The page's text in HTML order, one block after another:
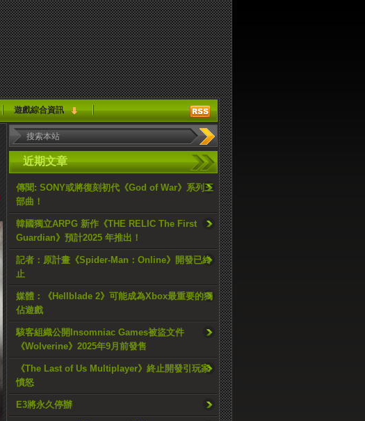
遊戲綜合資訊
近期文章
傳聞: SONY或將復刻初代《God of War》系列三
部曲！
韓國獨立ARPG 新作《THE RELIC The First
Guardian》預計2025 年推出！
記者：原計畫《Spider-Man：Online》開發已終
止
媒體：《Hellblade 2》可能成為Xbox最重要的獨
佔遊戲
駭客組織公開Insomniac Games被盜文件
《Wolverine》2025年9月前發售
《The Last of Us Multiplayer》終止開發引玩家
憤怒
E3將永久停辦